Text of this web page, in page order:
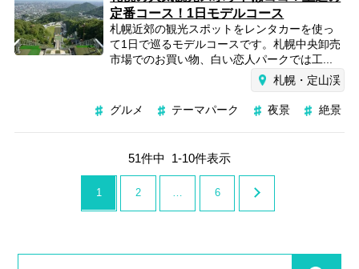
定番コース！1日モデルコース
札幌近郊の観光スポットをレンタカーを使っ
て1日で巡るモデルコースです。札幌中央卸売
市場でのお買い物、白い恋人パークでは工...
札幌・定山渓
グルメ テーマパーク 夜景 絶景
51件中 1-10件表示
1 2 … 6